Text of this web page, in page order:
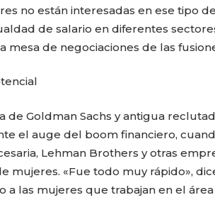
no están interesadas en ese tipo
de salario en diferentes
mesa de negociaciones de las
de Goldman Sachs y antigua
el auge del boom financiero,
Lehman Brothers y otras
mujeres. «Fue todo muy rápido»,
las mujeres que trabajan en el